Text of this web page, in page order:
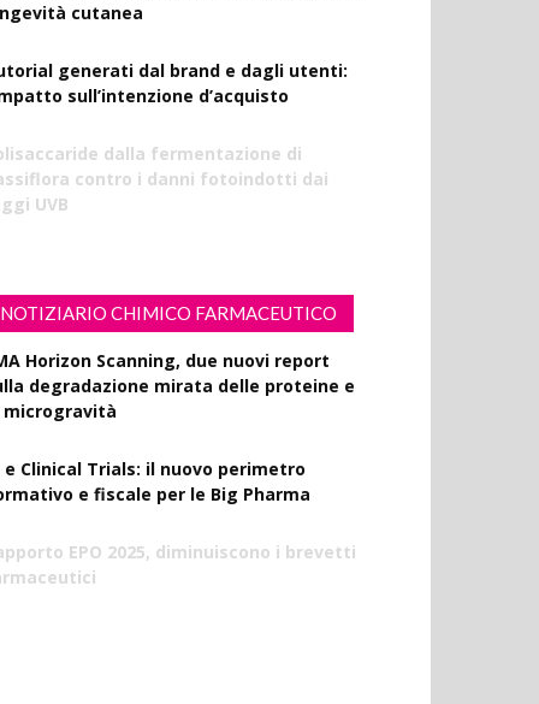
cutanea
generati dal brand e dagli utenti:
sull’intenzione d’acquisto
dalla fermentazione di
contro i danni fotoindotti dai
UVB
NOTIZIARIO CHIMICO FARMACEUTICO
Horizon Scanning, due nuovi report
degradazione mirata delle proteine e
microgravità
e Clinical Trials: il nuovo perimetro
e fiscale per le Big Pharma
EPO 2025, diminuiscono i brevetti